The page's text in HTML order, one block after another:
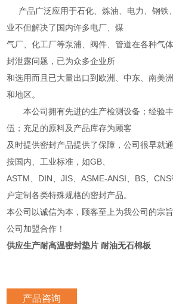
产品广泛应用于石化、炼油、电力、钢铁
业不但解决了国内许多电厂、煤
气厂、化工厂等泵浦、阀件、管道在各种气
封泄露问题，已为众多企业所
和选用而且已大量出口到欧洲、中东、南美
和地区。
本公司拥有先进的生产检测设备；经验丰
伍；充足的原料及产品库存为顾客
及时提供密封产品提供了保障，公司很早就
按国内、工业标准，如GB、
ASTM、DIN、JIS、ASME-ANSI、BS、
户定制各类特殊规格的密封产品。
本公司以诚信为本，顾客至上为我公司的宗
公司加盟合作！
供应生产耐高温密封垫片 耐油无石棉板
产品咨询